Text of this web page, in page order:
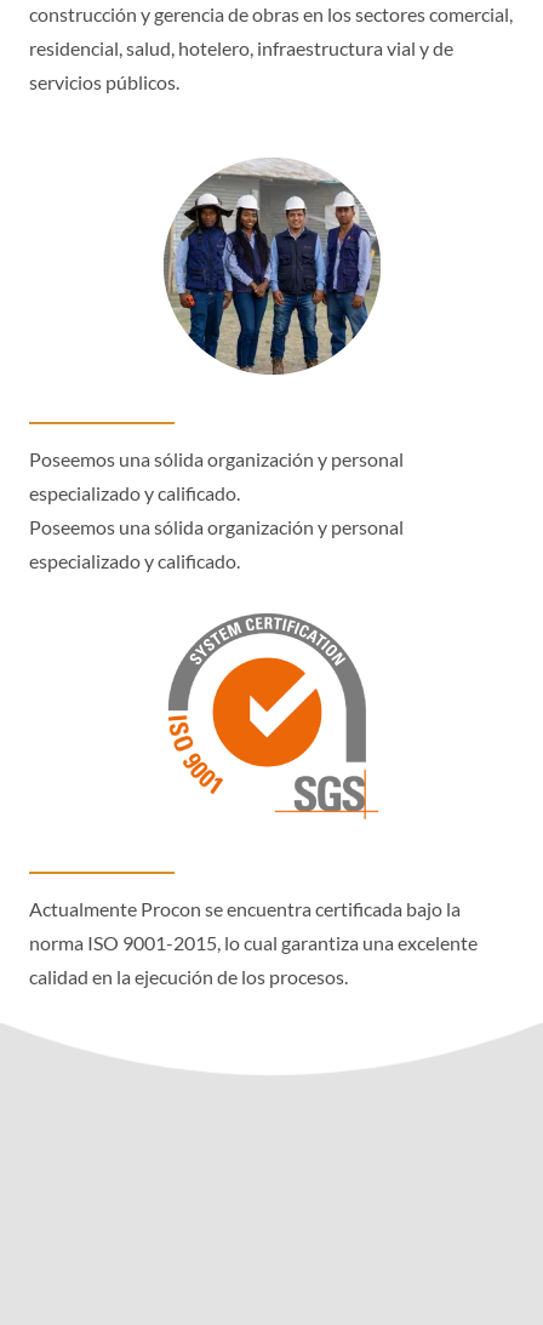
construcción y gerencia de obras en los sectores comercial,
residencial, salud, hotelero, infraestructura vial y de
servicios públicos.
Poseemos una sólida organización y personal
especializado y calificado.
Poseemos una sólida organización y personal
especializado y calificado.
Actualmente Procon se encuentra certificada bajo la
norma ISO 9001-2015, lo cual garantiza una excelente
calidad en la ejecución de los procesos.